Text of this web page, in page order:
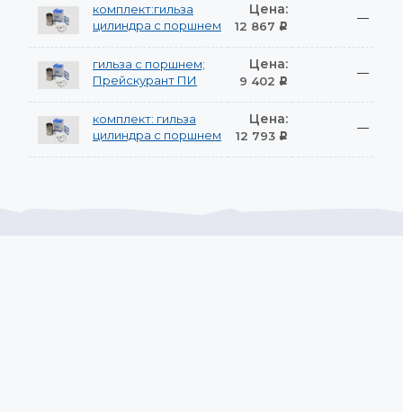
комплект:гильза
цилиндра с поршнем
Цена:
12 867 Р
—
гильза с поршнем;
Прейскурант ПИ
Цена:
9 402 Р
—
комплект: гильза
цилиндра с поршнем
Цена:
12 793 Р
—